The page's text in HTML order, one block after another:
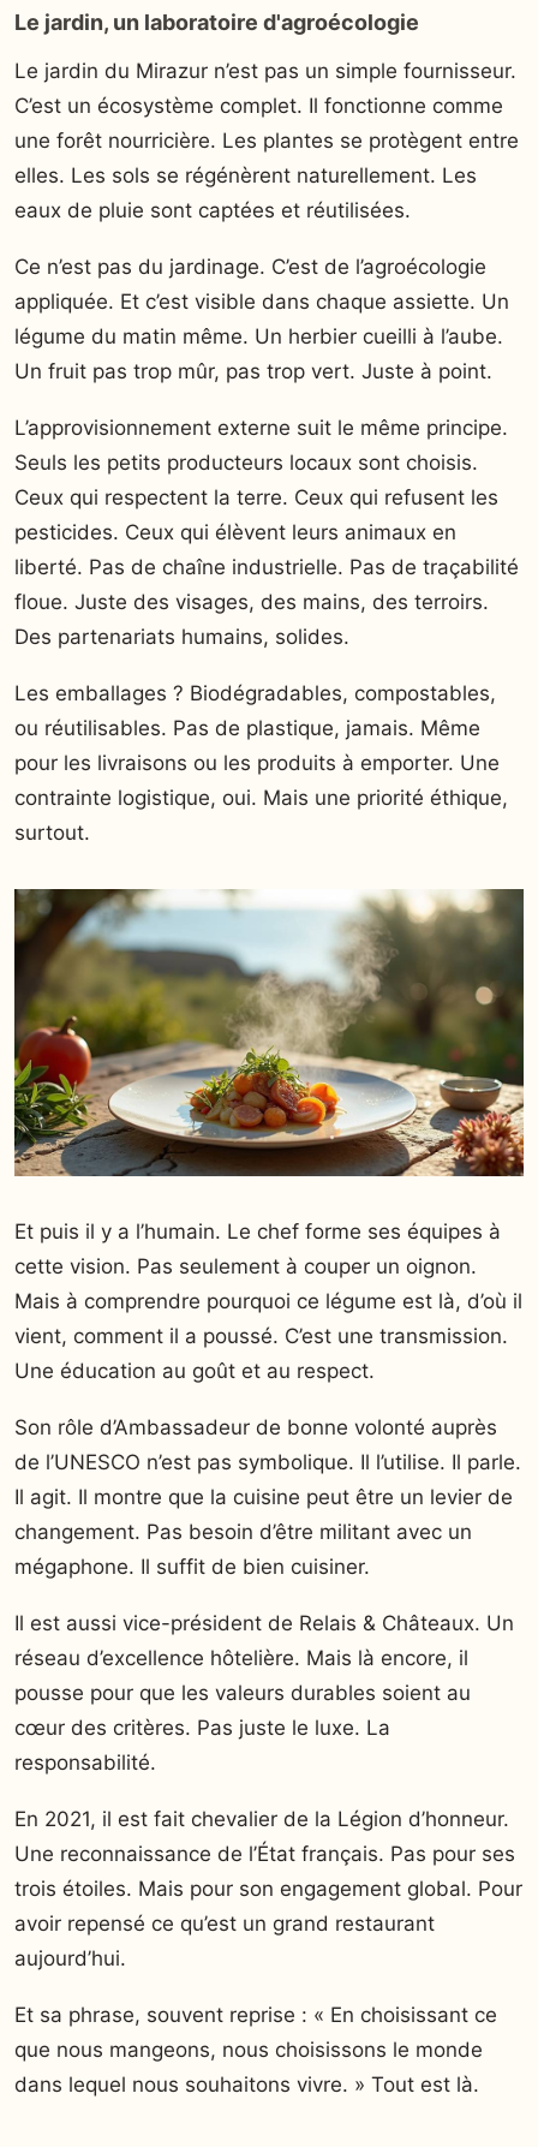
Le jardin, un laboratoire d'agroécologie
Le jardin du Mirazur n’est pas un simple fournisseur.
C’est un écosystème complet. Il fonctionne comme
une forêt nourricière. Les plantes se protègent entre
elles. Les sols se régénèrent naturellement. Les
eaux de pluie sont captées et réutilisées.
Ce n’est pas du jardinage. C’est de l’agroécologie
appliquée. Et c’est visible dans chaque assiette. Un
légume du matin même. Un herbier cueilli à l’aube.
Un fruit pas trop mûr, pas trop vert. Juste à point.
L’approvisionnement externe suit le même principe.
Seuls les petits producteurs locaux sont choisis.
Ceux qui respectent la terre. Ceux qui refusent les
pesticides. Ceux qui élèvent leurs animaux en
liberté. Pas de chaîne industrielle. Pas de traçabilité
floue. Juste des visages, des mains, des terroirs.
Des partenariats humains, solides.
Les emballages ? Biodégradables, compostables,
ou réutilisables. Pas de plastique, jamais. Même
pour les livraisons ou les produits à emporter. Une
contrainte logistique, oui. Mais une priorité éthique,
surtout.
Et puis il y a l’humain. Le chef forme ses équipes à
cette vision. Pas seulement à couper un oignon.
Mais à comprendre pourquoi ce légume est là, d’où il
vient, comment il a poussé. C’est une transmission.
Une éducation au goût et au respect.
Son rôle d’Ambassadeur de bonne volonté auprès
de l’UNESCO n’est pas symbolique. Il l’utilise. Il parle.
Il agit. Il montre que la cuisine peut être un levier de
changement. Pas besoin d’être militant avec un
mégaphone. Il suffit de bien cuisiner.
Il est aussi vice-président de Relais & Châteaux. Un
réseau d’excellence hôtelière. Mais là encore, il
pousse pour que les valeurs durables soient au
cœur des critères. Pas juste le luxe. La
responsabilité.
En 2021, il est fait chevalier de la Légion d’honneur.
Une reconnaissance de l’État français. Pas pour ses
trois étoiles. Mais pour son engagement global. Pour
avoir repensé ce qu’est un grand restaurant
aujourd’hui.
Et sa phrase, souvent reprise : « En choisissant ce
que nous mangeons, nous choisissons le monde
dans lequel nous souhaitons vivre. » Tout est là.